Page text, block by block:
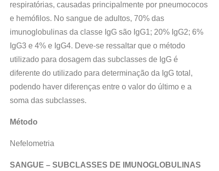
respiratórias, causadas principalmente por pneumococos
e hemófilos. No sangue de adultos, 70% das
imunoglobulinas da classe IgG são IgG1; 20% IgG2; 6%
IgG3 e 4% e IgG4. Deve-se ressaltar que o método
utilizado para dosagem das subclasses de IgG é
diferente do utilizado para determinação da IgG total,
podendo haver diferenças entre o valor do último e a
soma das subclasses.
Método
Nefelometria
SANGUE – SUBCLASSES DE IMUNOGLOBULINAS